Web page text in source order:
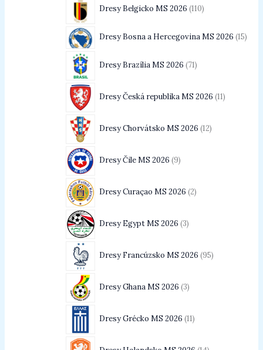
Dresy Belgicko MS 2026 110
Dresy Bosna a Hercegovina MS 2026 15
Dresy Brazília MS 2026 71
Dresy Česká republika MS 2026 11
Dresy Chorvátsko MS 2026 12
Dresy Čile MS 2026 9
Dresy Curaçao MS 2026 2
Dresy Egypt MS 2026 3
Dresy Francúzsko MS 2026 95
Dresy Ghana MS 2026 3
Dresy Grécko MS 2026 11